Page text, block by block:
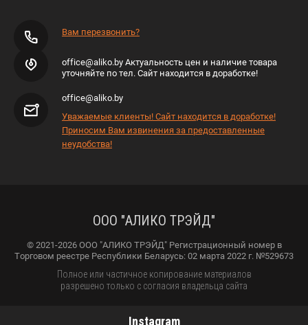
Вам перезвонить?
office@aliko.by Актуальность цен и наличие товара
уточняйте по тел. Сайт находится в доработке!
office@aliko.by
Уважаемые клиенты! Сайт находится в доработке!
Приносим Вам извинения за предоставленные
неудобства!
ООО "АЛИКО ТРЭЙД"
© 2021-2026 ООО "АЛИКО ТРЭЙД" Регистрационный номер в
Торговом реестре Республики Беларусь: 02 марта 2022 г. №529673
Полное или частичное копирование материалов
разрешено только с согласия владельца сайта
Instagram